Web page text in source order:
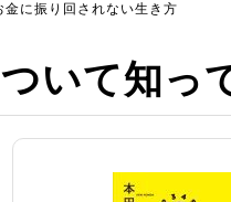
金に振り回されない生き方
いて知っ